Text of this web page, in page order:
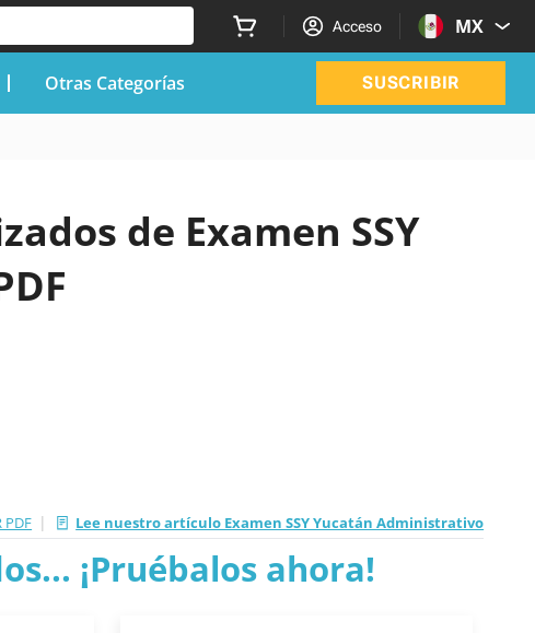
Acceso MX
Otras Categorías SUSCRIBIR
de Examen SSY
PDF | Lee nuestro artículo Examen SSY Yucatán Administrativo
¡Pruébalos ahora!